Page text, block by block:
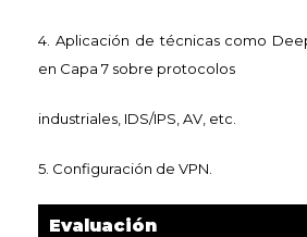
4. Aplicación de técnicas como
en Capa 7 sobre protocolos
industriales, IDS/IPS, AV, etc.
5. Configuración de VPN.
Evaluación